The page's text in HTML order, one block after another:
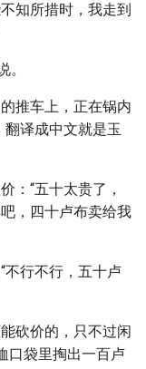
知所措时，我走到
。
推车上，正在锅内
翻译成中文就是玉
：“五十太贵了，
，四十卢布卖给我
不行不行，五十卢
砍价的，只不过闲
口袋里掏出一百卢